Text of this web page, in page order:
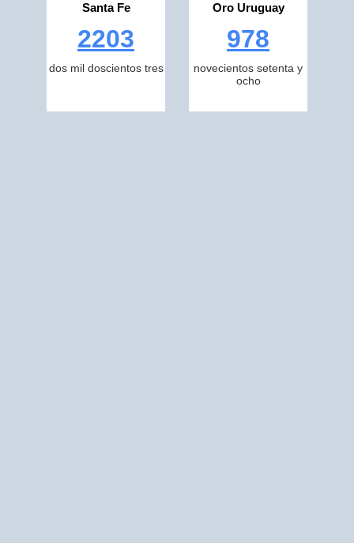
Santa Fe
2203
dos mil doscientos tres
Oro Uruguay
978
novecientos setenta y
ocho